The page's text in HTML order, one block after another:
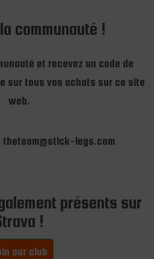
communauté !
et recevez un code de
sur tous vos achats sur ce site
web.
theteam@stick-legs.com
présents sur
!
our club